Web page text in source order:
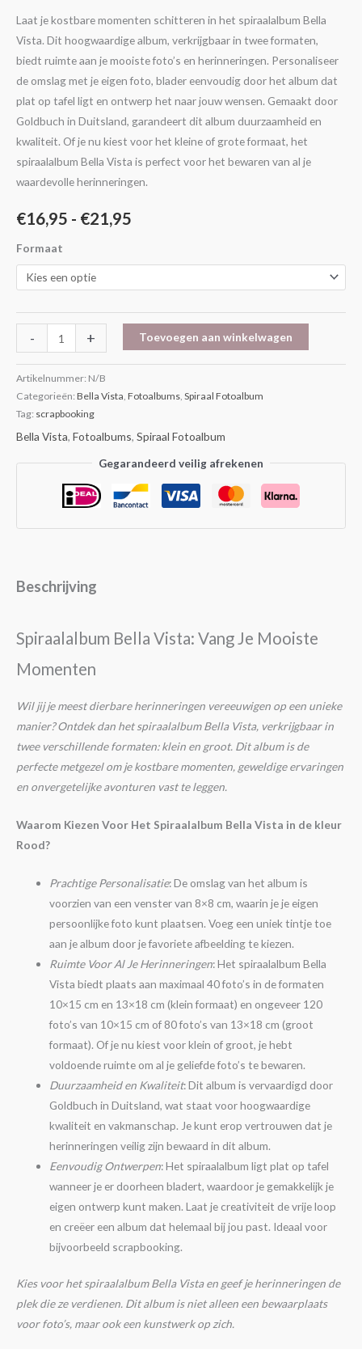
Laat je kostbare momenten schitteren in het spiraalalbum Bella
Vista. Dit hoogwaardige album, verkrijgbaar in twee formaten,
biedt ruimte aan je mooiste foto’s en herinneringen. Personaliseer
de omslag met je eigen foto, blader eenvoudig door het album dat
plat op tafel ligt en ontwerp het naar jouw wensen. Gemaakt door
Goldbuch in Duitsland, garandeert dit album duurzaamheid en
kwaliteit. Of je nu kiest voor het kleine of grote formaat, het
spiraalalbum Bella Vista is perfect voor het bewaren van al je
waardevolle herinneringen.
€16,95 - €21,95
Formaat
- + Toevoegen aan winkelwagen
Artikelnummer: N/B
Categorieën: Bella Vista, Fotoalbums, Spiraal Fotoalbum
Tag: scrapbooking
Bella Vista, Fotoalbums, Spiraal Fotoalbum
Gegarandeerd veilig afrekenen
Beschrijving
Spiraalalbum Bella Vista: Vang Je Mooiste
Momenten
Wil jij je meest dierbare herinneringen vereeuwigen op een unieke
manier? Ontdek dan het spiraalalbum Bella Vista, verkrijgbaar in
twee verschillende formaten: klein en groot. Dit album is de
perfecte metgezel om je kostbare momenten, geweldige ervaringen
en onvergetelijke avonturen vast te leggen.
Waarom Kiezen Voor Het Spiraalalbum Bella Vista in de kleur
Rood?
Prachtige Personalisatie: De omslag van het album is
voorzien van een venster van 8×8 cm, waarin je je eigen
persoonlijke foto kunt plaatsen. Voeg een uniek tintje toe
aan je album door je favoriete afbeelding te kiezen.
Ruimte Voor Al Je Herinneringen: Het spiraalalbum Bella
Vista biedt plaats aan maximaal 40 foto’s in de formaten
10×15 cm en 13×18 cm (klein formaat) en ongeveer 120
foto’s van 10×15 cm of 80 foto’s van 13×18 cm (groot
formaat). Of je nu kiest voor klein of groot, je hebt
voldoende ruimte om al je geliefde foto’s te bewaren.
Duurzaamheid en Kwaliteit: Dit album is vervaardigd door
Goldbuch in Duitsland, wat staat voor hoogwaardige
kwaliteit en vakmanschap. Je kunt erop vertrouwen dat je
herinneringen veilig zijn bewaard in dit album.
Eenvoudig Ontwerpen: Het spiraalalbum ligt plat op tafel
wanneer je er doorheen bladert, waardoor je gemakkelijk je
eigen ontwerp kunt maken. Laat je creativiteit de vrije loop
en creëer een album dat helemaal bij jou past. Ideaal voor
bijvoorbeeld scrapbooking.
Kies voor het spiraalalbum Bella Vista en geef je herinneringen de
plek die ze verdienen. Dit album is niet alleen een bewaarplaats
voor foto’s, maar ook een kunstwerk op zich.